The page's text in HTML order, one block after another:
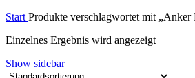
Start Produkte verschlagwortet mit
Einzelnes Ergebnis wird angezeigt
Show sidebar